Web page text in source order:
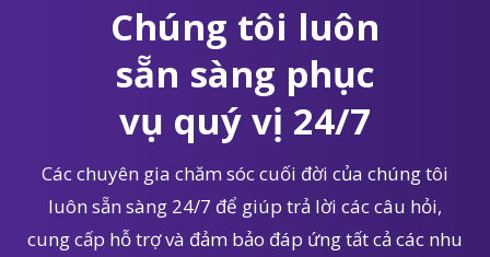
Chúng tôi luôn
sẵn sàng phục
vụ quý vị 24/7
Các chuyên gia chăm sóc cuối đời của chúng tôi
luôn sẵn sàng 24/7 để giúp trả lời các câu hỏi,
cung cấp hỗ trợ và đảm bảo đáp ứng tất cả các nhu